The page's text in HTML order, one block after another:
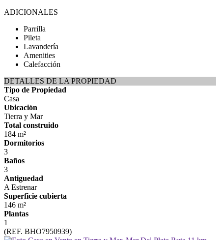
ADICIONALES
Parrilla
Pileta
Lavandería
Amenities
Calefacción
DETALLES DE LA PROPIEDAD
Tipo de Propiedad
Casa
Ubicación
Tierra y Mar
Total construido
184 m²
Dormitorios
3
Baños
3
Antiguedad
A Estrenar
Superficie cubierta
146 m²
Plantas
1
(REF. BHO7950939)